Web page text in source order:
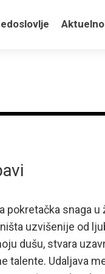
pokretačka snaga u
uzvišenije od
dušu, stvara
talente. Udaljava